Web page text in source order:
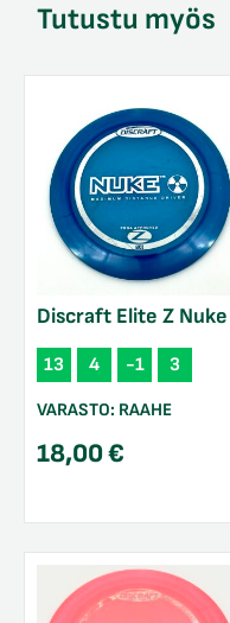
Tutustu myös
Discraft Elite Z Nuke
13 4 -1 3
VARASTO: RAAHE
18,00€